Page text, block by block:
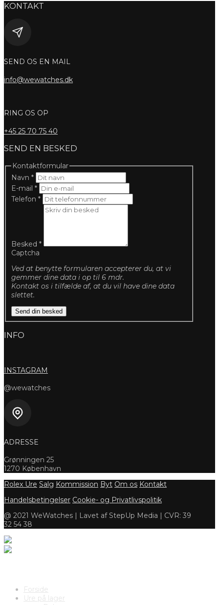
KONTAKT
SEND OS EN MAIL
info@wewatches.dk
RING OS OP
+45 25 70 75 40
SEND EN BESKED
Kontaktformular
Navn *
E-mail *
Telefon *
Besked *
Captcha
Ved at benytte formularen accepterer du, at vi
gemmer dine data i op til 6 mdr.
Kontakt os i tilfælde af, at du vil have dine data
slettet.
Send din besked
INFO
INSTAGRAM
@wewatches
ADRESSE
Grønningen 25
1270 København
Rolex Ure Salg Kommission Byt Om os Kontakt
Handelsbetingelser Cookie- og Privatlivspolitik
@ 2021 WeWatches | Lavet af StepUp Media | CVR: 39
32 54 38
Forside
Ure på lager